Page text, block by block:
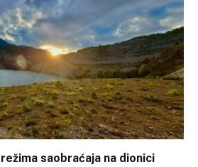
saobraćaja na dionici